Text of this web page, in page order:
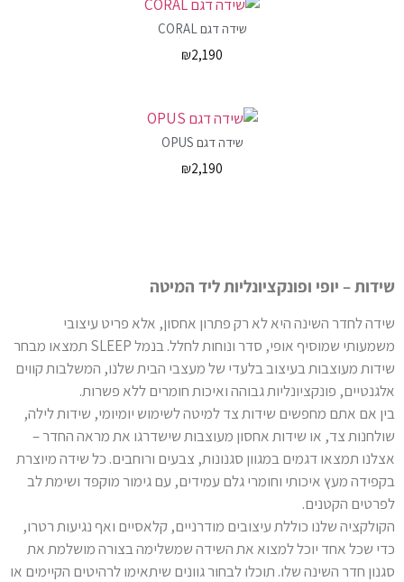
שידה דגם CORAL
₪2,190
שידה דגם OPUS
₪2,190
שידות – יופי ופונקציונליות ליד המיטה
שידה לחדר השינה היא לא רק פתרון אחסון, אלא פריט עיצובי
משמעותי שמוסיף אופי, סדר ונוחות לחלל. בנמל SLEEP תמצאו מבחר
שידות מעוצבות בעיצוב בלעדי של מעצבי הבית שלנו, המשלבות קווים
אלגנטיים, פונקציונליות גבוהה ואיכות חומרים ללא פשרות.
בין אם אתם מחפשים שידות צד למיטה לשימוש יומיומי, שידות לילה,
שולחנות צד, או שידות אחסון מעוצבות שישדרגו את מראה החדר –
אצלנו תמצאו דגמים במגוון סגנונות, צבעים ורוחבים. כל שידה מיוצרת
בקפידה מעץ איכותי וחומרי גלם עמידים, עם גימור מוקפד ושימת לב
לפרטים הקטנים.
הקולקציה שלנו כוללת עיצובים מודרניים, קלאסיים ואף נגיעות רטרו,
כדי שכל אחד יוכל למצוא את השידה שמשלימה בצורה מושלמת את
סגנון חדר השינה שלו. תוכלו לבחור גוונים שיתאימו לרהיטים הקיימים או